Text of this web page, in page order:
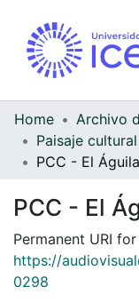
Home
Paisaje
PCC - El Águila
PCC - El
Permanent URI
https://
0298